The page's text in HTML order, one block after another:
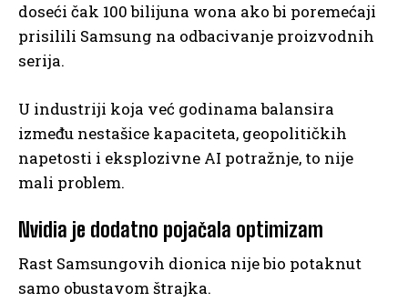
doseći čak 100 bilijuna wona ako bi poremećaji
prisilili Samsung na odbacivanje proizvodnih
serija.
U industriji koja već godinama balansira
između nestašice kapaciteta, geopolitičkih
napetosti i eksplozivne AI potražnje, to nije
mali problem.
Nvidia je dodatno pojačala optimizam
Rast Samsungovih dionica nije bio potaknut
samo obustavom štrajka.